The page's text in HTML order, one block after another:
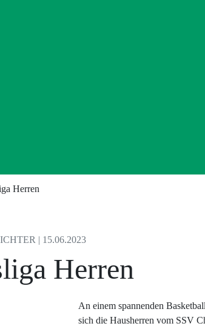
Herren
| 15.06.2023
Herren
An einem spannenden
sich die Hausherren vom SSV